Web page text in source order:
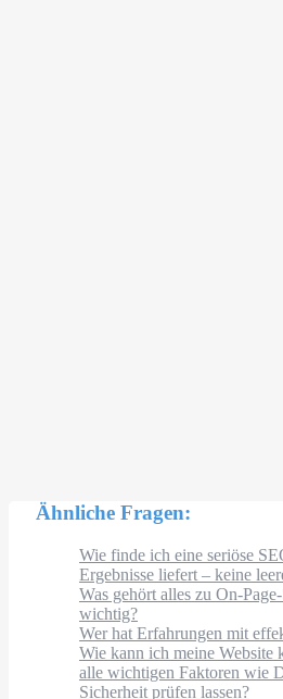
Ähnliche Fragen:
Wie finde ich eine seriöse
Ergebnisse liefert – keine
Was gehört alles zu On-
wichtig?
Wer hat Erfahrungen mit
Wie kann ich meine Website
alle wichtigen Faktoren wie
Sicherheit prüfen lassen?